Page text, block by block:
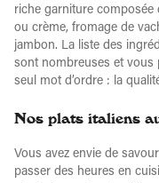
riche garniture composée
ou crème, fromage de
jambon. La liste des
sont nombreuses et vous
seul mot d’ordre : la
Nos plats italiens
Vous avez envie de
passer des heures en